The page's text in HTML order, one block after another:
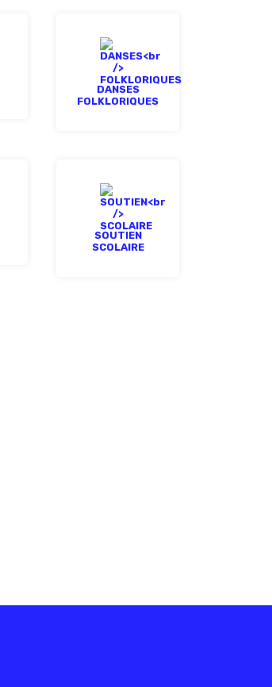
DANSES
FOLKLORIQUES
SOUTIEN
SCOLAIRE